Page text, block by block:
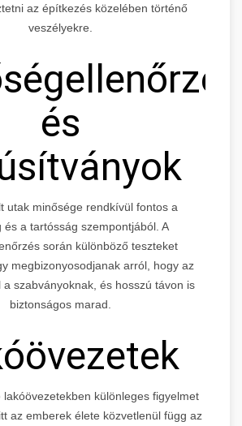
az építkezés közelében történő
veszélyekre.
és
utak minősége rendkívül fontos a
és a tartósság szempontjából. A
során különböző teszteket
megbizonyosodjanak arról, hogy az
a szabványoknak, és hosszú távon is
biztonságos marad.
különleges figyelmet
az emberek élete közvetlenül függ az